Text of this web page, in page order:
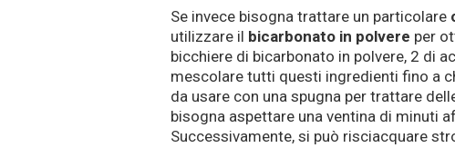
Se invece bisogna trattare un particolare
utilizzare il bicarbonato in polvere per
bicchiere di bicarbonato in polvere, 2 di
mescolare tutti questi ingredienti fino a
da usare con una spugna per trattare
bisogna aspettare una ventina di minuti
Successivamente, si può risciacquare